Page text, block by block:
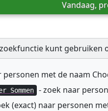
Vandaag,
kunt gebruiken
personen met de naam
Sommen - zoek naar
(exact) naar personen